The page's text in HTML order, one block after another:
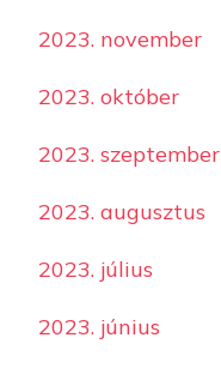
2023. november
2023. október
2023. szeptember
2023. augusztus
2023. július
2023. június